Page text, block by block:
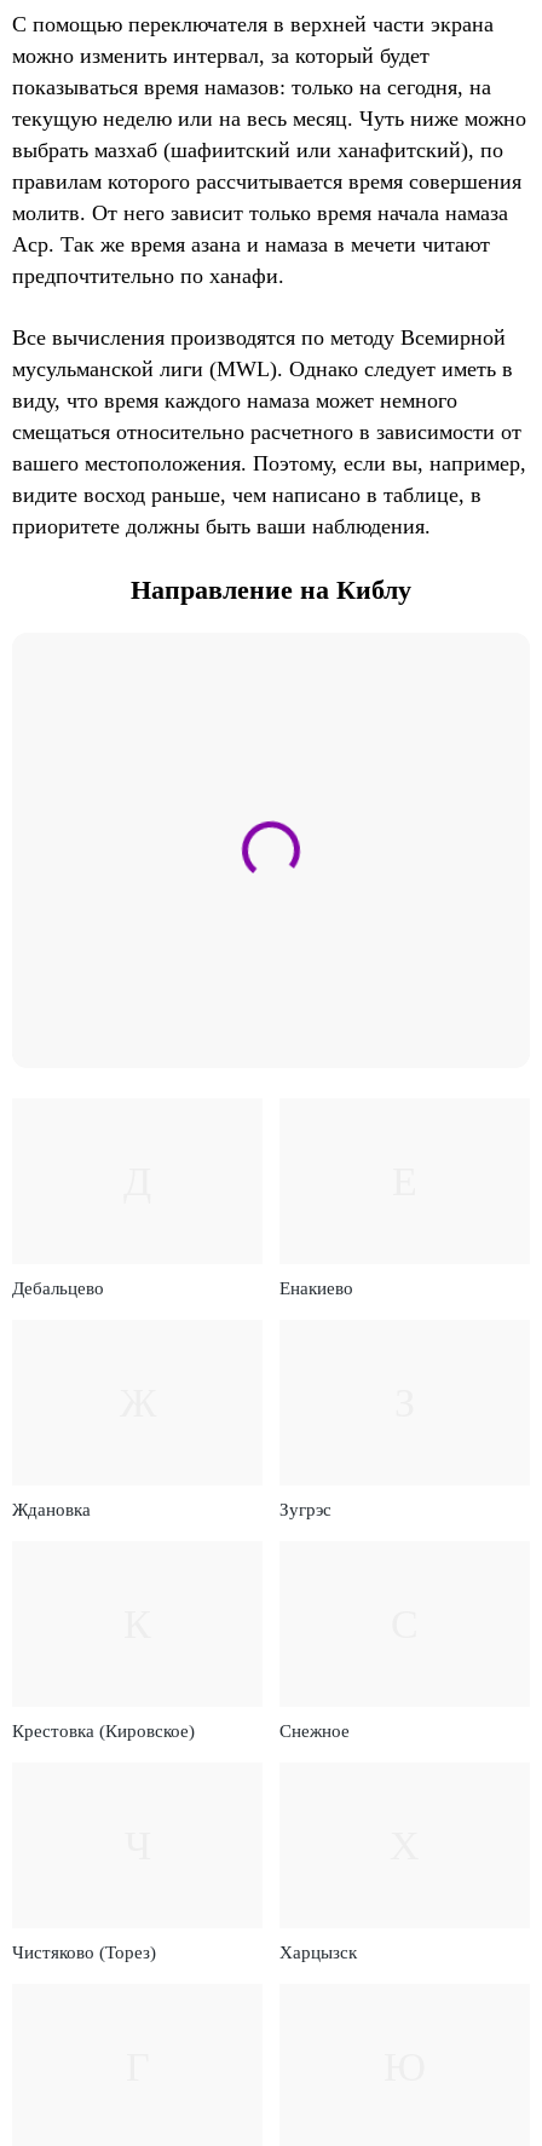
С помощью переключателя в верхней части экрана
можно изменить интервал, за который будет
показываться время намазов: только на сегодня, на
текущую неделю или на весь месяц. Чуть ниже можно
выбрать мазхаб (шафиитский или ханафитский), по
правилам которого рассчитывается время совершения
молитв. От него зависит только время начала намаза
Аср. Так же время азана и намаза в мечети читают
предпочтительно по ханафи.
Все вычисления производятся по методу Всемирной
мусульманской лиги (MWL). Однако следует иметь в
виду, что время каждого намаза может немного
смещаться относительно расчетного в зависимости от
вашего местоположения. Поэтому, если вы, например,
видите восход раньше, чем написано в таблице, в
приоритете должны быть ваши наблюдения.
Направление на Киблу
Дебальцево Енакиево
Ждановка Зугрэс
Крестовка (Кировское) Снежное
Чистяково (Торез) Харцызск